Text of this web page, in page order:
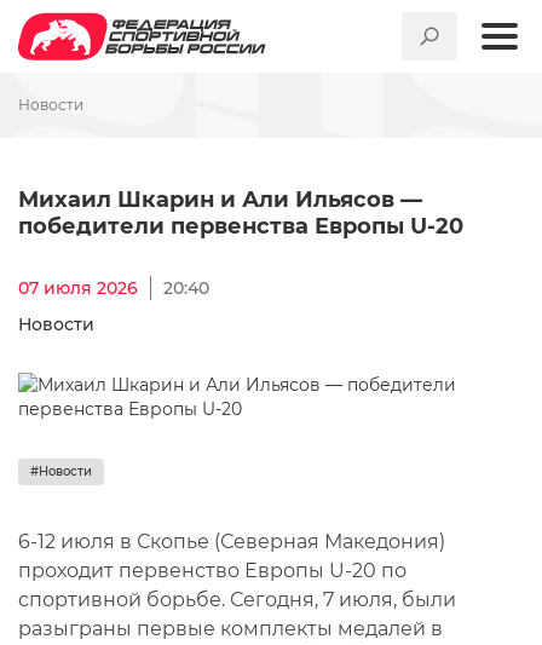
Новости
Михаил Шкарин и Али Ильясов —
победители первенства Европы U-20
07 июля 2026
20:40
Новости
#Новости
6-12 июля в Скопье (Северная Македония)
проходит первенство Европы U-20 по
спортивной борьбе. Сегодня, 7 июля, были
разыграны первые комплекты медалей в